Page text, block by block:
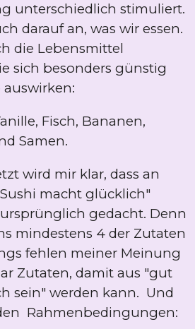
unterschiedlich stimuliert.
darauf an, was wir essen.
die Lebensmittel
sich besonders günstig
Fisch, Bananen,
Samen.
wird mir klar, dass an
macht glücklich"
gedacht. Denn
mindestens 4 der Zutaten
fehlen meiner Meinung
Zutaten, damit aus "gut
sein" werden kann. Und
Rahmenbedingungen: